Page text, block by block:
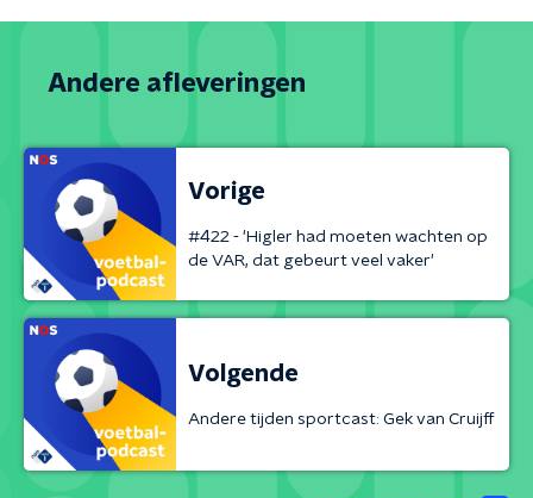
Andere afleveringen
Vorige
#422 - 'Higler had moeten wachten op
de VAR, dat gebeurt veel vaker'
Volgende
Andere tijden sportcast: Gek van Cruijff